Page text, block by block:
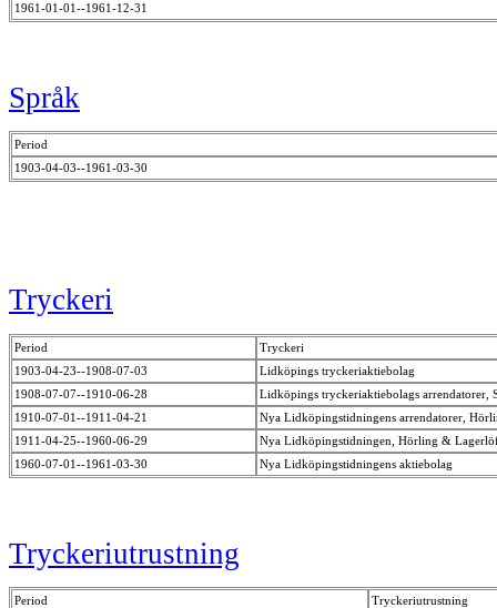
1961-01-01--1961-12-31
Språk
Period
1903-04-03--1961-03-30
Tryckeri
Period
Tryckeri
1903-04-23--1908-07-03
Lidköpings tryckeriaktiebolag
1908-07-07--1910-06-28
Lidköpings tryckeriaktiebolags
1910-07-01--1911-04-21
Nya Lidköpingstidningens arrendatorer,
1911-04-25--1960-06-29
Nya Lidköpingstidningen, Hörling &
1960-07-01--1961-03-30
Nya Lidköpingstidningens aktiebolag
Tryckeriutrustning
Period
Tryckeriutrustning